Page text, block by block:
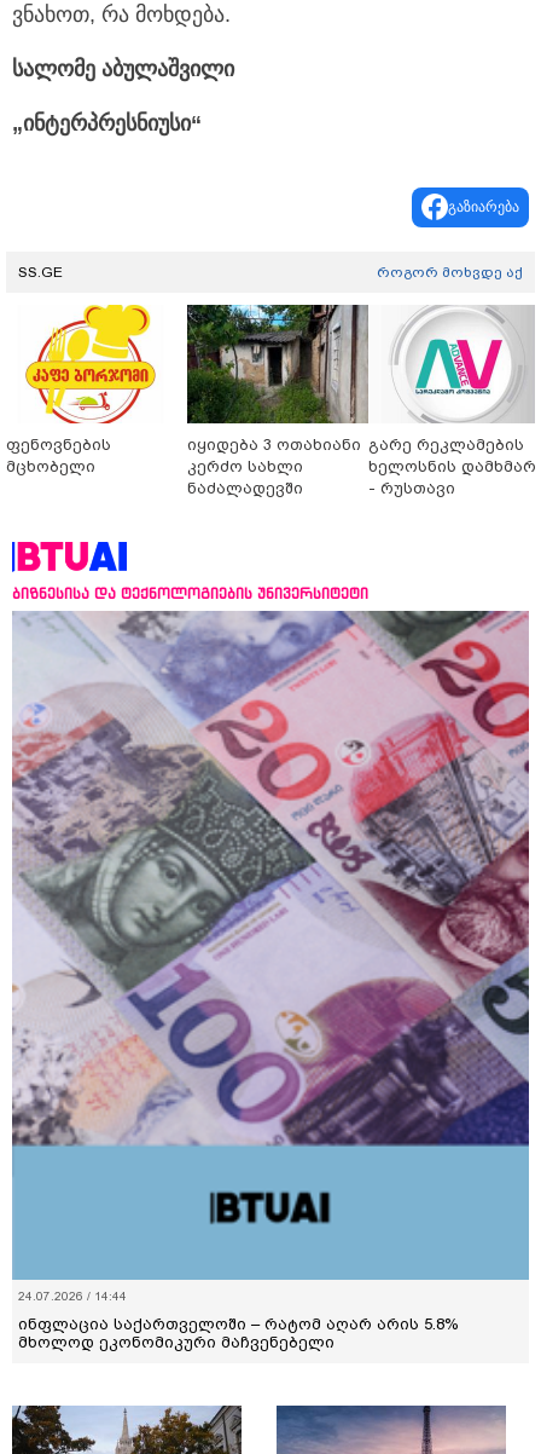
ვნახოთ, რა მოხდება.
სალომე აბულაშვილი
„ინტერპრესნიუსი“
გაზიარება
SS.GE როგორ მოხვდე აქ
ფენოვნების
მცხობელი
იყიდება 3 ოთახიანი
კერძო სახლი
ნაძალადევში
გარე რეკლამების
ხელოსნის
- რუსთავი
ბიზნესისა და ტექნოლოგიების უნივერსიტეტი
24.07.2026 / 14:44
ინფლაცია საქართველოში – რატომ აღარ არის 5.8%
მხოლოდ ეკონომიკური მაჩვენებელი